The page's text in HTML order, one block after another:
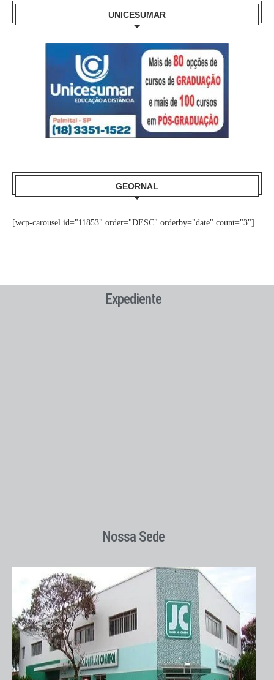
UNICESUMAR
GEORNAL
[wcp-carousel id="11853" order="DESC" orderby="date" count="3"]
Expediente
Nossa Sede